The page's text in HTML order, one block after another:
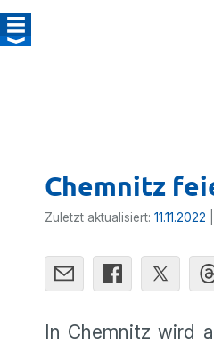
Chemnitz
Zuletzt aktualisiert: 11.11.2022
In Chemnitz wird